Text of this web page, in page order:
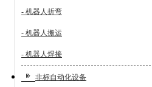
- 机器人折弯
- 机器人搬运
- 机器人焊接
非标自动化设备